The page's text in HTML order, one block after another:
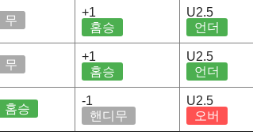
무
+1
홈승
U2.5
언더
무
+1
홈승
U2.5
언더
홈승
-1
핸디무
U2.5
오버